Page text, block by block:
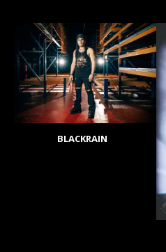
BLACKRAIN